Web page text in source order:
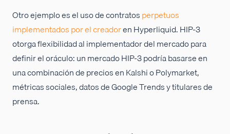
Otro ejemplo es el uso de contratosperpetuos
implementados por el creadoren Hyperliquid. HIP-3
otorga flexibilidad al implementador del mercado para
definir el oráculo: un mercado HIP-3 podría basarse en
una combinación de precios en Kalshi o Polymarket,
métricas sociales, datos de Google Trends y titulares de
prensa.